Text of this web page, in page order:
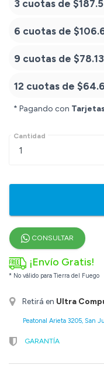
3 cuotas de
6 cuotas de
9 cuotas de
12 cuotas de
* Pagando con
Cantidad
CONSULTAR
¡Envío Gratis!
* No válido para Tierra del Fuego
Retirá en Ultra
Peatonal Arieta 3205, San
GARANTÍA